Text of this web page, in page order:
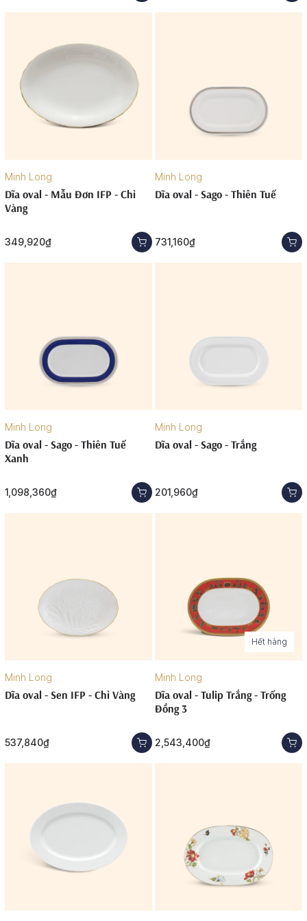
Minh Long
Dĩa oval - Mẫu Đơn IFP - Chỉ
Vàng
349,920₫
Minh Long
Dĩa oval - Sago - Thiên Tuế
731,160₫
Minh Long
Dĩa oval - Sago - Thiên Tuế
Xanh
1,098,360₫
Minh Long
Dĩa oval - Sago - Trắng
201,960₫
Minh Long
Dĩa oval - Sen IFP - Chỉ Vàng
537,840₫
Hết hàng
Minh Long
Dĩa oval - Tulip Trắng - Trống
Đồng 3
2,543,400₫